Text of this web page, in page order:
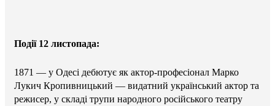
Події 12 листопада:
1871 — у Одесі дебютує як актор-професіонал Марко
Лукич Кропивницький — видатний український актор та
режисер, у складі трупи народного російського театру